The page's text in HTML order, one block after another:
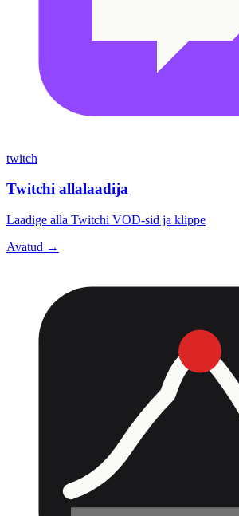
twitch
Twitchi allalaadija
Laadige alla Twitchi VOD-sid ja klippe
Avatud →